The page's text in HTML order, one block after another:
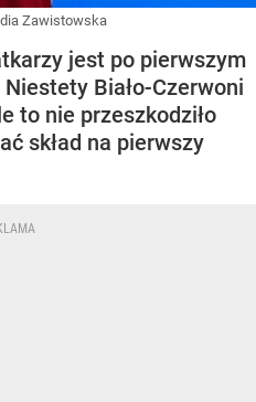
Zawistowska
jest po pierwszym
Biało-Czerwoni
to nie przeszkodziło
skład na pierwszy